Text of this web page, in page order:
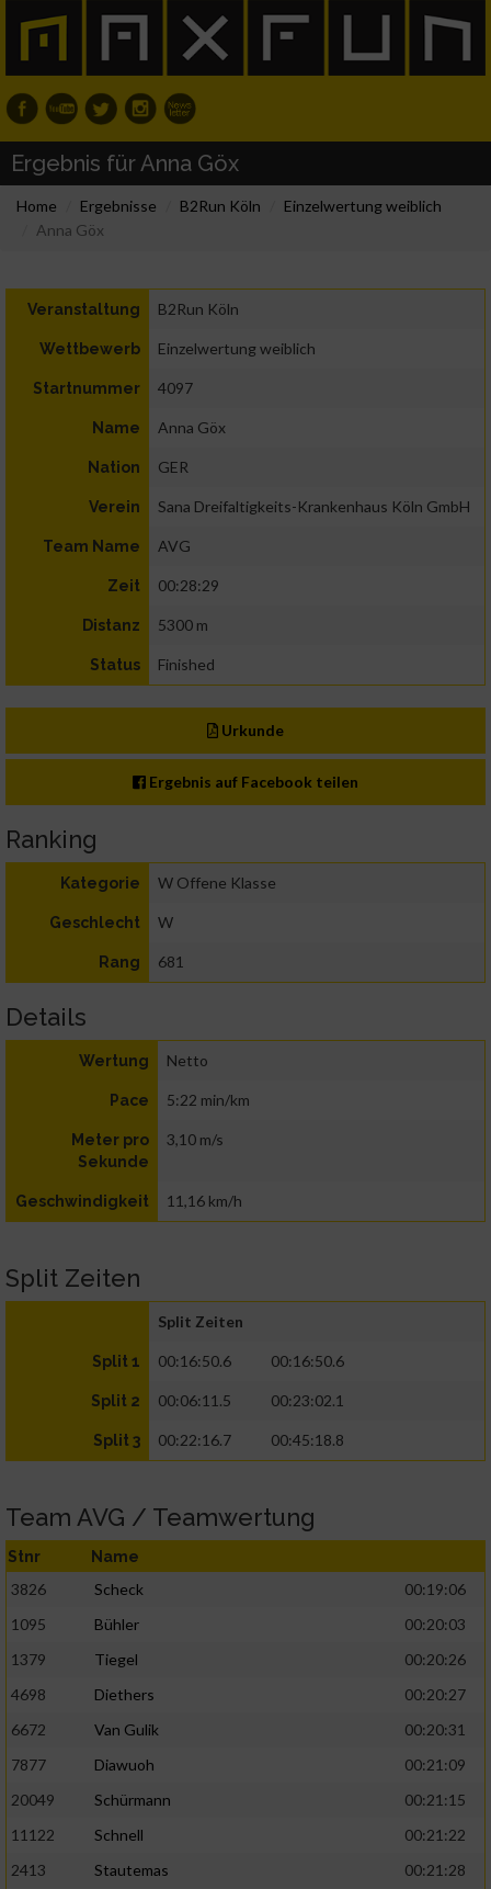
Ergebnis für Anna Göx
Home Ergebnisse B2Run Köln
Einzelwertung weiblich
Anna Göx
Veranstaltung B2Run Köln
Wettbewerb Einzelwertung weiblich
Startnummer 4097
Name Anna Göx
Nation GER
Verein Sana Dreifaltigkeits-Krankenhaus Köln GmbH
Team Name AVG
Zeit 00:28:29
Distanz 5300 m
Status Finished
Urkunde
Ergebnis auf Facebook teilen
Ranking
Kategorie W Offene Klasse
Geschlecht W
Rang 681
Details
Wertung Netto
Pace 5:22 min/km
Meter pro
Sekunde
3,10 m/s
Geschwindigkeit 11,16 km/h
Split Zeiten
Split Zeiten
Split 1 00:16:50.6 00:16:50.6
Split 2 00:06:11.5 00:23:02.1
Split 3 00:22:16.7 00:45:18.8
Team AVG / Teamwertung
Stnr Name
3826 Scheck
00:19:06
1095
Bühler
00:20:03
1379
Tiegel
00:20:26
4698
Diethers
00:20:27
6672
Van Gulik
00:20:31
7877
Diawuoh
00:21:09
20049
Schürmann
00:21:15
11122
Schnell
00:21:22
2413
Stautemas
00:21:28